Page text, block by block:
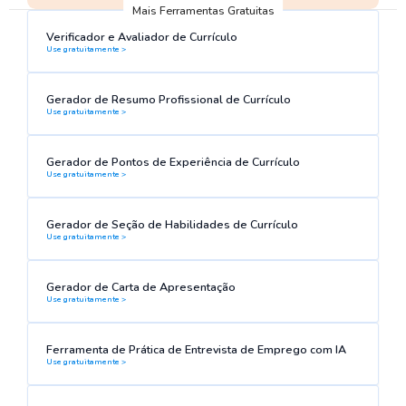
Mais Ferramentas Gratuitas
Verificador e Avaliador de Currículo
Use gratuitamente >
Gerador de Resumo Profissional de Currículo
Use gratuitamente >
Gerador de Pontos de Experiência de Currículo
Use gratuitamente >
Gerador de Seção de Habilidades de Currículo
Use gratuitamente >
Gerador de Carta de Apresentação
Use gratuitamente >
Ferramenta de Prática de Entrevista de Emprego com IA
Use gratuitamente >